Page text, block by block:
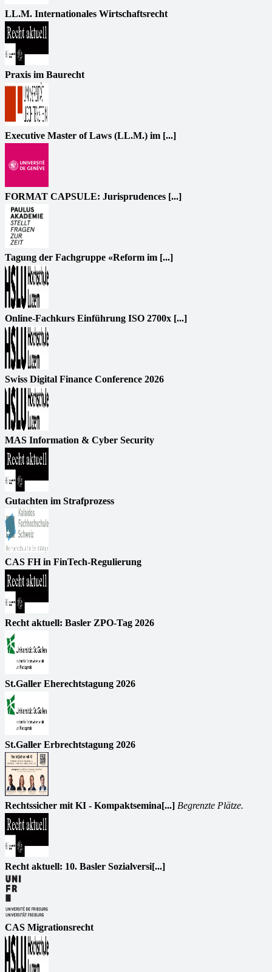
LL.M. Internationales Wirtschaftsrecht
Praxis im Baurecht
Executive Master of Laws (LL.M.) im [...]
FORMAT CAPSULE: Jurisprudences [...]
Tagung der Fachgruppe «Reform im [...]
Online-Fachkurs Einführung ISO 2700x [...]
Swiss Digital Finance Conference 2026
MAS Information & Cyber Security
Gutachten im Strafprozess
CAS FH in FinTech-Regulierung
Recht aktuell: Basler ZPO-Tag 2026
St.Galler Eherechtstagung 2026
St.Galler Erbrechtstagung 2026
Rechtssicher mit KI - Kompaktsemina[...] Begrenzte Plätze.
Recht aktuell: 10. Basler Sozialversi[...]
CAS Migrationsrecht